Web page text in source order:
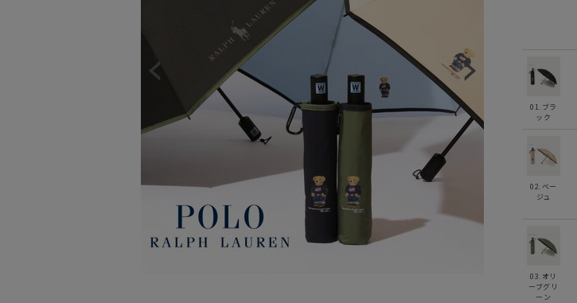
01.ブラ
ック
02.ベー
ジュ
03.オリ
ーブグリ
ーン